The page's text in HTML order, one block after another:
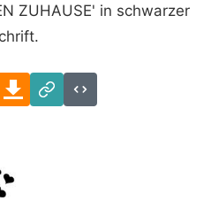
ZUHAUSE' in schwarzer
WhatsAppDownload
Link
Code